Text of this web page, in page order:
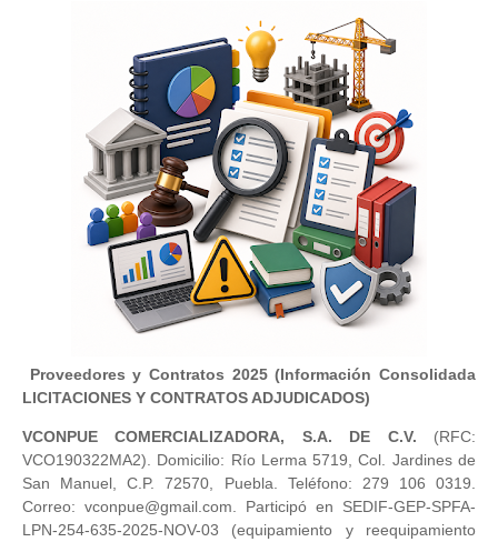
Proveedores y Contratos 2025 (Información Consolidada
LICITACIONES Y CONTRATOS ADJUDICADOS)
VCONPUE COMERCIALIZADORA, S.A. DE C.V. (RFC:
VCO190322MA2). Domicilio: Río Lerma 5719, Col. Jardines de
San Manuel, C.P. 72570, Puebla. Teléfono: 279 106 0319.
Correo: vconpue@gmail.com. Participó en SEDIF-GEP-SPFA-
LPN-254-635-2025-NOV-03 (equipamiento y reequipamiento